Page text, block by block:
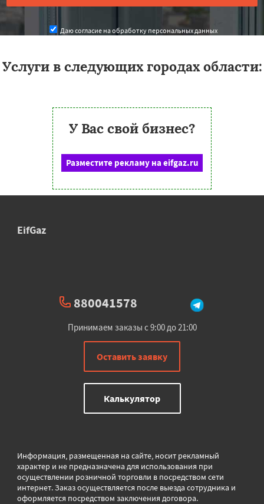
Даю согласие на обработку персональных данных
Услуги в следующих городах области:
У Вас свой бизнес?
Разместите рекламу на eifgaz.ru
EifGaz
880041578
Принимаем заказы с 9:00 до 21:00
Оставить заявку
Калькулятор
Информация, размещенная на сайте, носит рекламный
характер и не предназначена для использования при
осуществлении розничной торговли в посредством сети
интернет. Заказ осуществляется после выезда сотрудника и
оформляется посредством заключения договора.